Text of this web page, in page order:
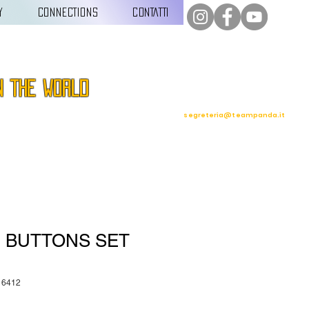
CONNECTIONS CONTATTI
the world
segreteria@teampanda.it
BUTTONS SET